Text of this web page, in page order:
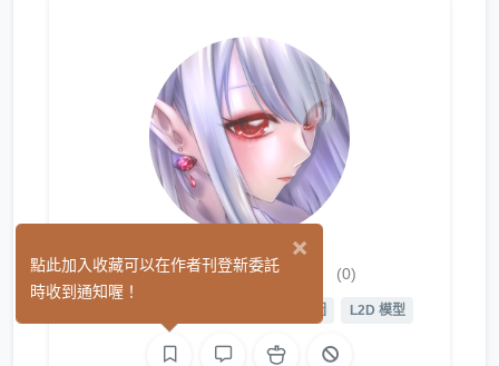
✦天馬工作室✦ (0)
L2D 繪圖 L2D 模型
×
點此加入收藏可以在作者刊登新委託
時收到通知喔！